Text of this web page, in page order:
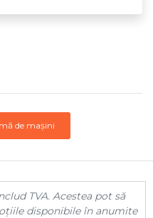
de mașini
TVA. Acestea pot să
disponibile în anumite